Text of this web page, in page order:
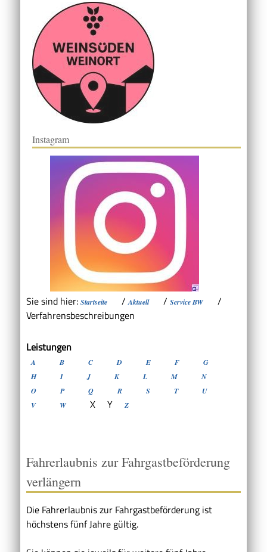
Instagram
Sie sind hier: Startseite /Aktuell / Service BW
/
Verfahrensbeschreibungen
Leistungen
A B C D E F
G
H
I J K L M
N
O
P Q R S T
U
V
W X Y Z
Fahrerlaubnis zur Fahrgastbeförderung
verlängern
Die Fahrerlaubnis zur Fahrgastbeförderung ist
höchstens fünf Jahre gültig.